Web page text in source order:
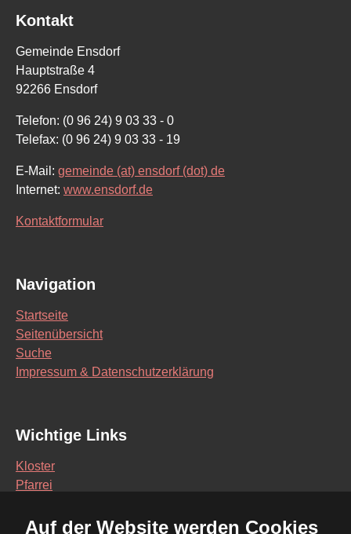
Auf der Website werden Cookies
Kontakt
Gemeinde Ensdorf
Hauptstraße 4
92266 Ensdorf
Telefon: (0 96 24) 9 03 33 - 0
Telefax: (0 96 24) 9 03 33 - 19
E-Mail: gemeinde (at) ensdorf (dot) de
Internet: www.ensdorf.de
Kontaktformular
Navigation
Startseite
Seitenübersicht
Suche
Impressum & Datenschutzerklärung
Wichtige Links
Kloster
Pfarrei